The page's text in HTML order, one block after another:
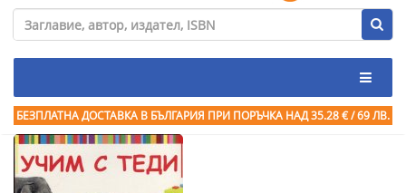
БЕЗПЛАТНА ДОСТАВКА В БЪЛГАРИЯ ПРИ ПОРЪЧКА НАД 35.28 € / 69 ЛВ.